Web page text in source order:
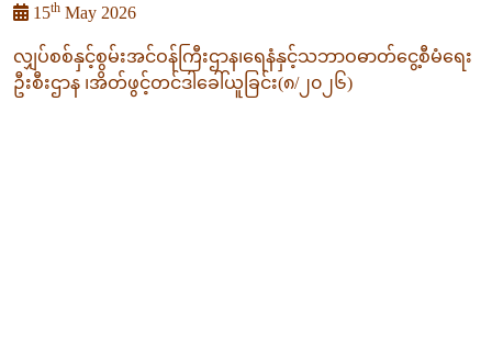
15th May 2026
လျှပ်စစ်နှင့်စွမ်းအင်ဝန်ကြီးဌာန၊ရေနံနှင့်သဘာဝဓာတ်ငွေ့စီမံရေး
ဦးစီးဌာန ၊အိတ်ဖွင့်တင်ဒါခေါ်ယူခြင်း(၈/၂၀၂၆)